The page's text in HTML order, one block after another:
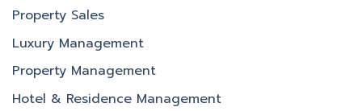
Property Sales
Luxury Management
Property Management
Hotel & Residence Management